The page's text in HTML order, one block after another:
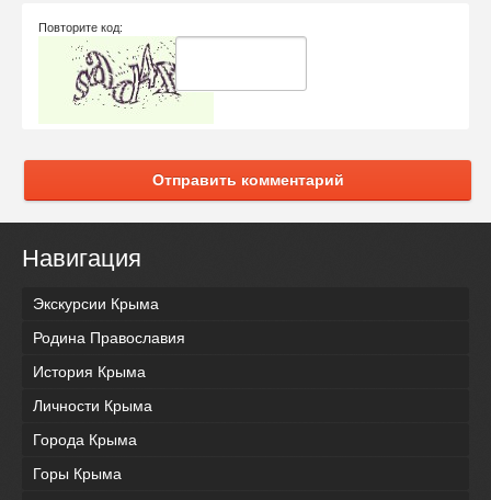
Повторите код:
Отправить комментарий
Навигация
Экскурсии Крыма
Родина Православия
История Крыма
Личности Крыма
Города Крыма
Горы Крыма